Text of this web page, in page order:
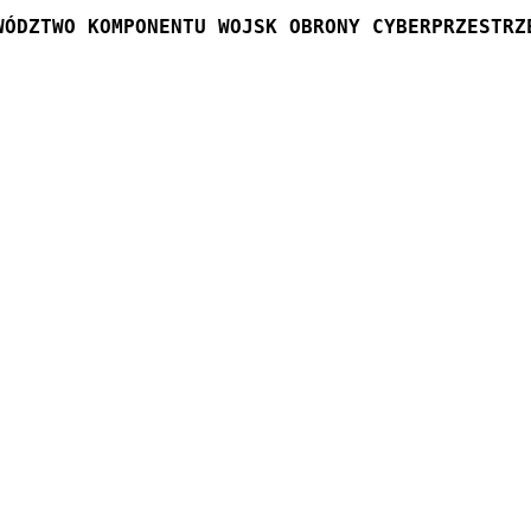
KOMPONENTU WOJSK OBRONY